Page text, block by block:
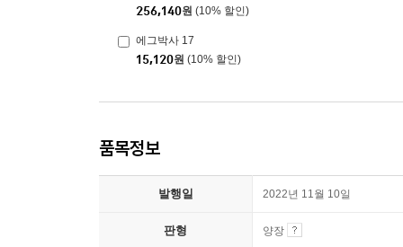
256,140원 (10% 할인)
에그박사 17
15,120원 (10% 할인)
품목정보
발행일 2022년 11월 10일
판형 양장